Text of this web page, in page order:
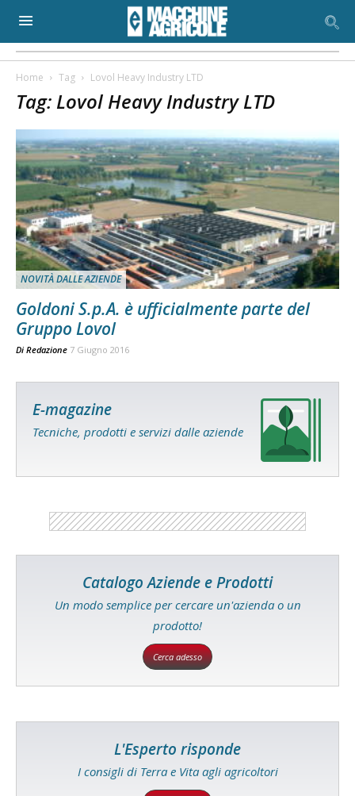
Home Tag Lovol Heavy Industry LTD
Tag: Lovol Heavy Industry LTD
NOVITÀ DALLE AZIENDE
Goldoni S.p.A. è ufficialmente parte del
Gruppo Lovol
Di Redazione 7 Giugno 2016
E-magazine
Tecniche, prodotti e servizi dalle aziende
Catalogo Aziende e Prodotti
Un modo semplice per cercare un'azienda o un
prodotto!
Cerca adesso
L'Esperto risponde
I consigli di Terra e Vita agli agricoltori